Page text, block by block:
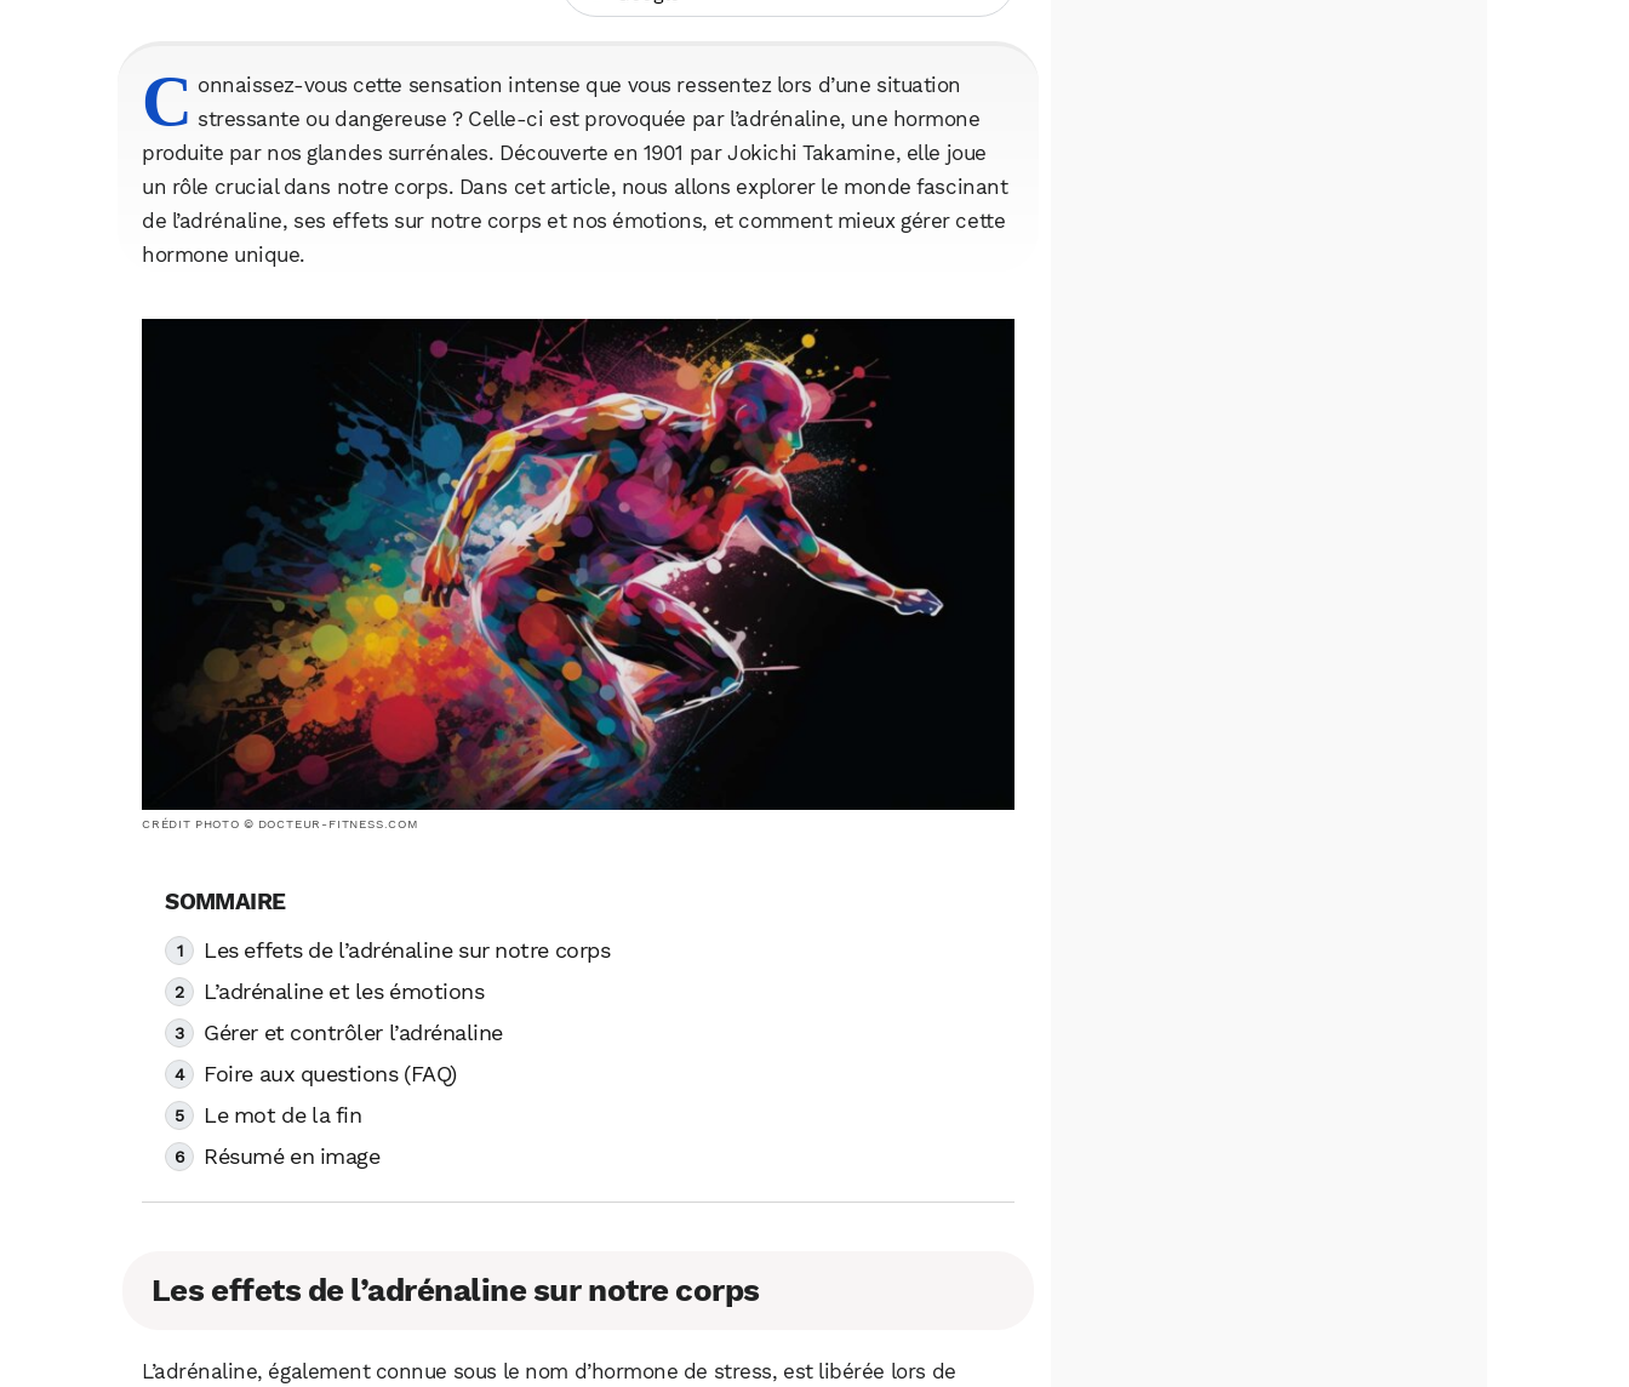
C onnaissez-vous cette sensation intense que vous ressentez lors d’une situation
stressante ou dangereuse ? Celle-ci est provoquée par l’adrénaline, une hormone
produite par nos glandes surrénales. Découverte en 1901 par Jokichi Takamine, elle joue
un rôle crucial dans notre corps. Dans cet article, nous allons explorer le monde fascinant
de l’adrénaline, ses effets sur notre corps et nos émotions, et comment mieux gérer cette
hormone unique.
CRÉDIT PHOTO © DOCTEUR-FITNESS.COM
Les effets de l’adrénaline sur notre corps
L’adrénaline et les émotions
Gérer et contrôler l’adrénaline
Foire aux questions (FAQ)
Le mot de la fin
Résumé en image
Les effets de l’adrénaline sur notre corps
L’adrénaline, également connue sous le nom d’hormone de stress, est libérée lors de